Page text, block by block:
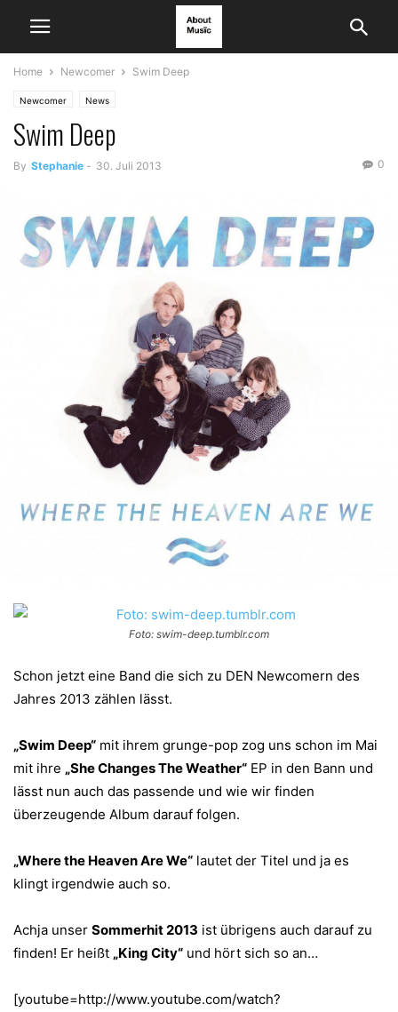
Home Newcomer Swim Deep
Newcomer News
Swim Deep
By Stephanie - 30. Juli 2013 0
Foto: swim-deep.tumblr.com
Schon jetzt eine Band die sich zu DEN Newcomern des
Jahres 2013 zählen lässt.
„Swim Deep“ mit ihrem grunge-pop zog uns schon im Mai
mit ihre „She Changes The Weather“ EP in den Bann und
lässt nun auch das passende und wie wir finden
überzeugende Album darauf folgen.
„Where the Heaven Are We“ lautet der Titel und ja es
klingt irgendwie auch so.
Achja unser Sommerhit 2013 ist übrigens auch darauf zu
finden! Er heißt „King City“ und hört sich so an…
[youtube=http://www.youtube.com/watch?